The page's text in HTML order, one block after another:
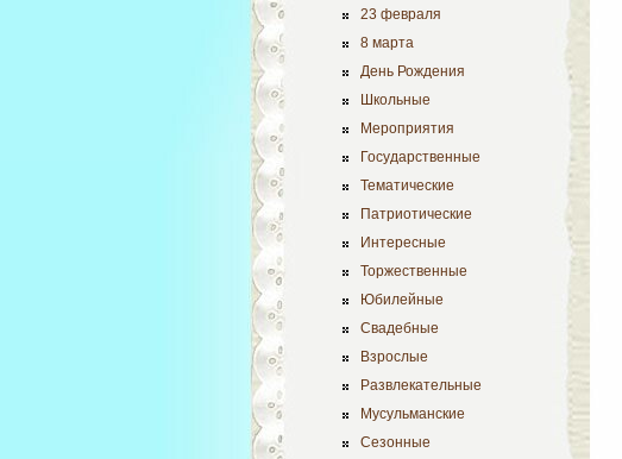
23 февраля
8 марта
День Рождения
Школьные
Мероприятия
Государственные
Тематические
Патриотические
Интересные
Торжественные
Юбилейные
Свадебные
Взрослые
Развлекательные
Мусульманские
Сезонные